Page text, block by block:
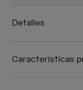
Detalles
Características